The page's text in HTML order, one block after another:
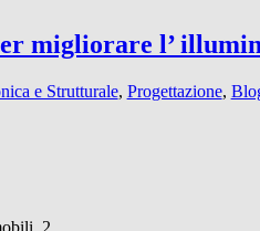
migliorare l’
e Strutturale, Progettazione,